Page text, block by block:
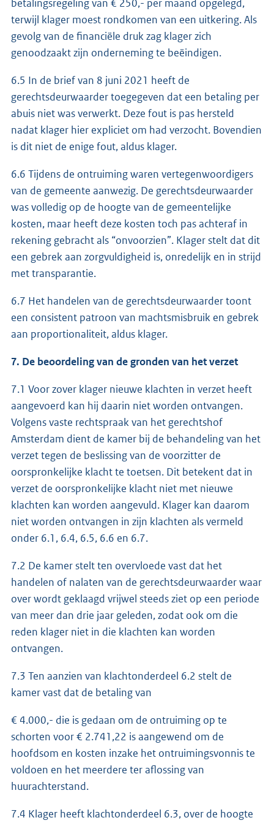
betalingsregeling van € 250,- per maand opgelegd,
terwijl klager moest rondkomen van een uitkering. Als
gevolg van de financiële druk zag klager zich
genoodzaakt zijn onderneming te beëindigen.
6.5 In de brief van 8 juni 2021 heeft de
gerechtsdeurwaarder toegegeven dat een betaling per
abuis niet was verwerkt. Deze fout is pas hersteld
nadat klager hier expliciet om had verzocht. Bovendien
is dit niet de enige fout, aldus klager.
6.6 Tijdens de ontruiming waren vertegenwoordigers
van de gemeente aanwezig. De gerechtsdeurwaarder
was volledig op de hoogte van de gemeentelijke
kosten, maar heeft deze kosten toch pas achteraf in
rekening gebracht als “onvoorzien”. Klager stelt dat dit
een gebrek aan zorgvuldigheid is, onredelijk en in strijd
met transparantie.
6.7 Het handelen van de gerechtsdeurwaarder toont
een consistent patroon van machtsmisbruik en gebrek
aan proportionaliteit, aldus klager.
7. De beoordeling van de gronden van het verzet
7.1 Voor zover klager nieuwe klachten in verzet heeft
aangevoerd kan hij daarin niet worden ontvangen.
Volgens vaste rechtspraak van het gerechtshof
Amsterdam dient de kamer bij de behandeling van het
verzet tegen de beslissing van de voorzitter de
oorspronkelijke klacht te toetsen. Dit betekent dat in
verzet de oorspronkelijke klacht niet met nieuwe
klachten kan worden aangevuld. Klager kan daarom
niet worden ontvangen in zijn klachten als vermeld
onder 6.1, 6.4, 6.5, 6.6 en 6.7.
7.2 De kamer stelt ten overvloede vast dat het
handelen of nalaten van de gerechtsdeurwaarder waar
over wordt geklaagd vrijwel steeds ziet op een periode
van meer dan drie jaar geleden, zodat ook om die
reden klager niet in die klachten kan worden
ontvangen.
7.3 Ten aanzien van klachtonderdeel 6.2 stelt de
kamer vast dat de betaling van
€ 4.000,- die is gedaan om de ontruiming op te
schorten voor € 2.741,22 is aangewend om de
hoofdsom en kosten inzake het ontruimingsvonnis te
voldoen en het meerdere ter aflossing van
huurachterstand.
7.4 Klager heeft klachtonderdeel 6.3, over de hoogte